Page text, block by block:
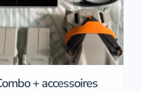
+ accessoires